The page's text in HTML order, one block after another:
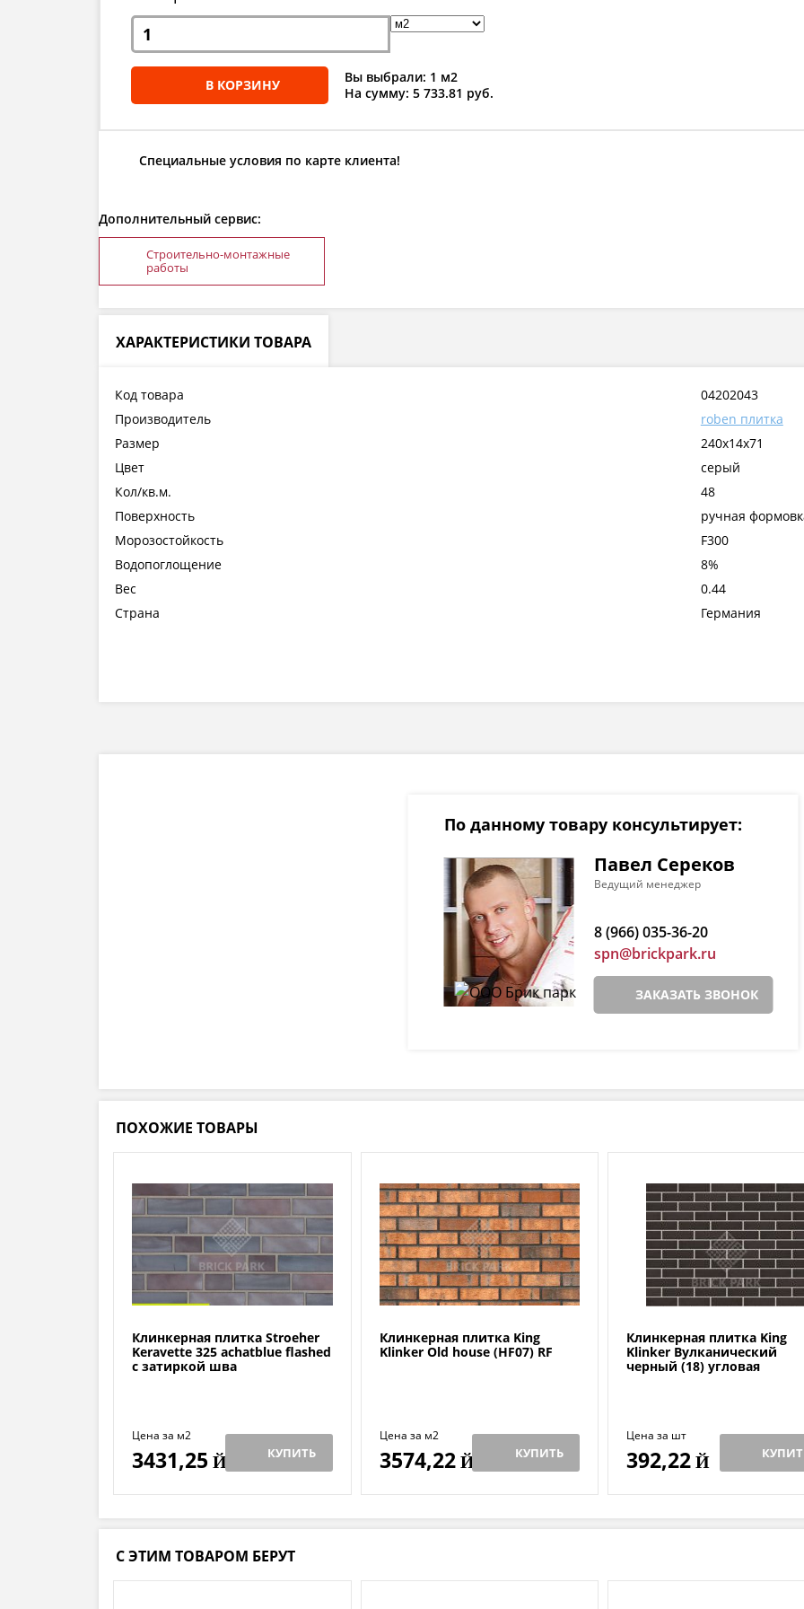
В КОРЗИНУ
Вы выбрали: 1 м2
На сумму: 5 733.81 руб.
Специальные условия по карте клиента!
Дополнительный сервис:
Строительно-монтажные
работы
ХАРАКТЕРИСТИКИ ТОВАРА
Код товара
04202043
Производитель
roben плитка
Размер
240x14x71
Цвет
серый
Кол/кв.м.
48
Поверхность
ручная
Морозостойкость
F300
Водопоглощение
8%
Вес
0.44
Страна
Германия
По данному товару консультирует:
Павел Сереков
Ведущий менеджер
8 (966) 035-36-20
spn@brickpark.ru
ЗАКАЗАТЬ ЗВОНОК
ПОХОЖИЕ ТОВАРЫ
Клинкерная плитка Stroeher
Keravette 325 achatblue flashed
с затиркой шва
Цена за м2
3431,25 Й КУПИТЬ
Клинкерная плитка King
Klinker Old house (HF07) RF
Цена за м2
3574,22Й КУПИТЬ
Клинкерная плитка King
Klinker Вулканический
черный (18) угловая
Цена за шт
392,22 Й
С ЭТИМ ТОВАРОМ БЕРУТ